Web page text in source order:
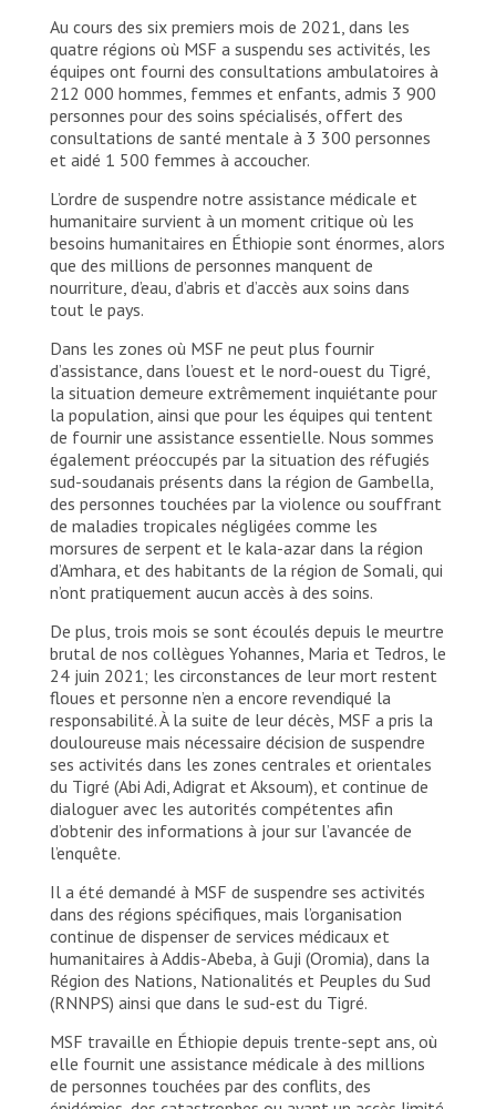
Au cours des six premiers mois de 2021, dans les
quatre régions où MSF a suspendu ses activités, les
équipes ont fourni des consultations ambulatoires à
212 000 hommes, femmes et enfants, admis 3 900
personnes pour des soins spécialisés, offert des
consultations de santé mentale à 3 300 personnes
et aidé 1 500 femmes à accoucher.
L’ordre de suspendre notre assistance médicale et
humanitaire survient à un moment critique où les
besoins humanitaires en Éthiopie sont énormes, alors
que des millions de personnes manquent de
nourriture, d’eau, d’abris et d’accès aux soins dans
tout le pays.
Dans les zones où MSF ne peut plus fournir
d’assistance, dans l’ouest et le nord-ouest du Tigré,
la situation demeure extrêmement inquiétante pour
la population, ainsi que pour les équipes qui tentent
de fournir une assistance essentielle. Nous sommes
également préoccupés par la situation des réfugiés
sud-soudanais présents dans la région de Gambella,
des personnes touchées par la violence ou souffrant
de maladies tropicales négligées comme les
morsures de serpent et le kala-azar dans la région
d’Amhara, et des habitants de la région de Somali, qui
n’ont pratiquement aucun accès à des soins.
De plus, trois mois se sont écoulés depuis le meurtre
brutal de nos collègues Yohannes, Maria et Tedros, le
24 juin 2021; les circonstances de leur mort restent
floues et personne n’en a encore revendiqué la
responsabilité. À la suite de leur décès, MSF a pris la
douloureuse mais nécessaire décision de suspendre
ses activités dans les zones centrales et orientales
du Tigré (Abi Adi, Adigrat et Aksoum), et continue de
dialoguer avec les autorités compétentes afin
d’obtenir des informations à jour sur l’avancée de
l’enquête.
Il a été demandé à MSF de suspendre ses activités
dans des régions spécifiques, mais l’organisation
continue de dispenser de services médicaux et
humanitaires à Addis-Abeba, à Guji (Oromia), dans la
Région des Nations, Nationalités et Peuples du Sud
(RNNPS) ainsi que dans le sud-est du Tigré.
MSF travaille en Éthiopie depuis trente-sept ans, où
elle fournit une assistance médicale à des millions
de personnes touchées par des conflits, des